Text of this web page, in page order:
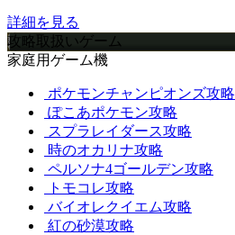
詳細を見る
攻略取扱いゲーム
家庭用ゲーム機
ポケモンチャンピオンズ攻略
ぽこあポケモン攻略
スプラレイダース攻略
時のオカリナ攻略
ペルソナ4ゴールデン攻略
トモコレ攻略
バイオレクイエム攻略
紅の砂漠攻略